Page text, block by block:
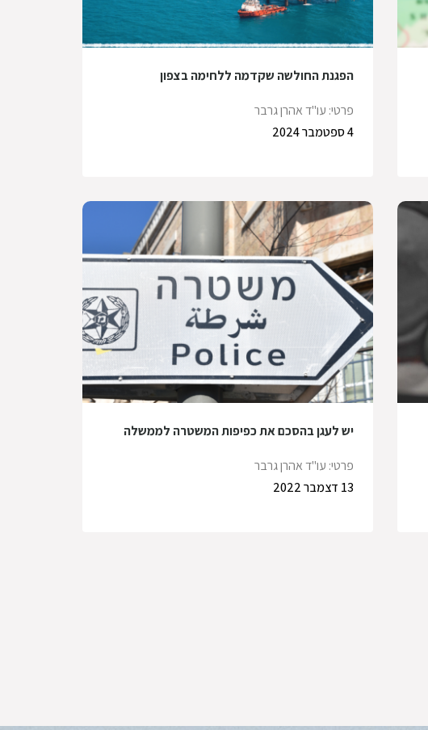
הפגנת החולשה שקדמה ללחימה בצפון
פרטי: עו"ד אהרן גרבר
4 ספטמבר 2024
יש לעגן בהסכם את כפיפות המשטרה לממשלה
פרטי: עו"ד אהרן גרבר
13 דצמבר 2022